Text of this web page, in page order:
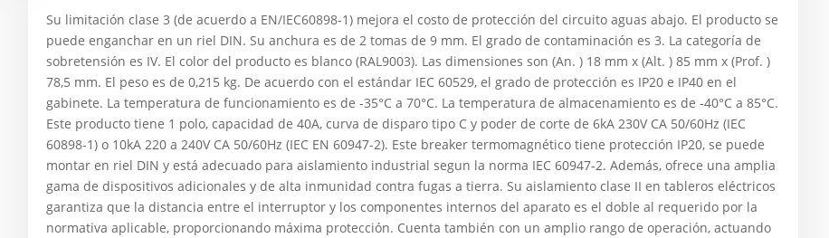
Su limitación clase 3 (de acuerdo a EN/IEC60898-1) mejora el costo de protección del circuito aguas abajo. El producto se
puede enganchar en un riel DIN. Su anchura es de 2 tomas de 9 mm. El grado de contaminación es 3. La categoría de
sobretensión es IV. El color del producto es blanco (RAL9003). Las dimensiones son (An. ) 18 mm x (Alt. ) 85 mm x (Prof. )
78,5 mm. El peso es de 0,215 kg. De acuerdo con el estándar IEC 60529, el grado de protección es IP20 e IP40 en el
gabinete. La temperatura de funcionamiento es de -35°C a 70°C. La temperatura de almacenamiento es de -40°C a 85°C.
Este producto tiene 1 polo, capacidad de 40A, curva de disparo tipo C y poder de corte de 6kA 230V CA 50/60Hz (IEC
60898-1) o 10kA 220 a 240V CA 50/60Hz (IEC EN 60947-2). Este breaker termomagnético tiene protección IP20, se puede
montar en riel DIN y está adecuado para aislamiento industrial segun la norma IEC 60947-2. Además, ofrece una amplia
gama de dispositivos adicionales y de alta inmunidad contra fugas a tierra. Su aislamiento clase II en tableros eléctricos
garantiza que la distancia entre el interruptor y los componentes internos del aparato es el doble al requerido por la
normativa aplicable, proporcionando máxima protección. Cuenta también con un amplio rango de operación, actuando